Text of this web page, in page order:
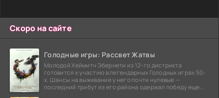
Скоро на сайте
Голодные игры: Рассвет Жатвы
Молодой Хеймитч Эбернети из 12-го дистрикта
готовится к участию в легендарных Голодных играх 50-
х. Шансы на выживание у него почти нулевые —
последний трибут из его района одержал победу еще